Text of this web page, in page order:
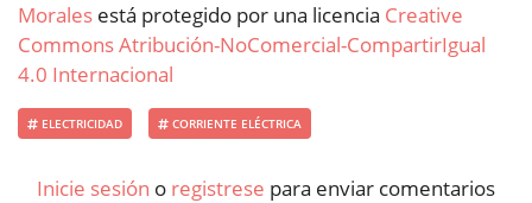
Morales está protegido por una licencia Creative
Commons Atribución-NoComercial-CompartirIgual
4.0 Internacional
ELECTRICIDAD CORRIENTE ELÉCTRICA
Inicie sesión o registrese para enviar comentarios